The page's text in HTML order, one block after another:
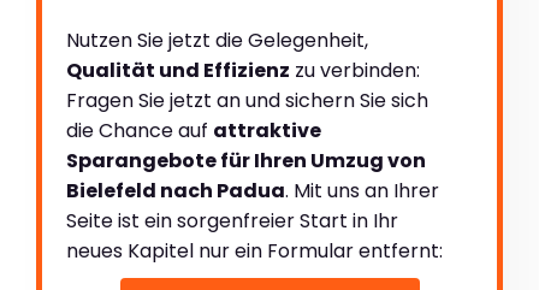
Nutzen Sie jetzt die Gelegenheit,
Qualität und Effizienz zu verbinden:
Fragen Sie jetzt an und sichern Sie sich
die Chance auf attraktive
Sparangebote für Ihren Umzug von
Bielefeld nach Padua. Mit uns an Ihrer
Seite ist ein sorgenfreier Start in Ihr
neues Kapitel nur ein Formular entfernt: